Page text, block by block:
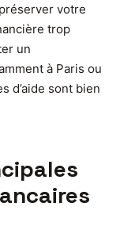
votre
trop
un
à Paris ou
d’aide sont bien